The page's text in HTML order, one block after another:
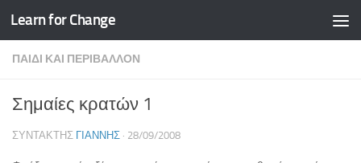
Skip to content
Learn for Change
ΠΑΙΔΊ ΚΑΙ ΠΕΡΙΒΆΛΛΟΝ
Σημαίες κρατών 1
ΣΥΝΤΆΚΤΗΣ ΓΙΆΝΝΗΣ · 28/09/2008